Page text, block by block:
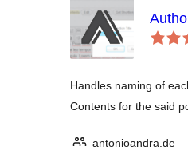
Handles naming of
Contents for the said
antonioandra.de